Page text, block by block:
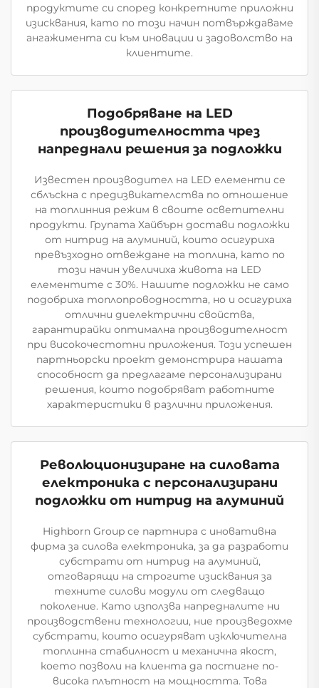
продуктите си според конкретните приложни
изисквания, като по този начин потвърждаваме
ангажимента си към иновации и задоволство на
клиентите.
Подобряване на LED
производителността чрез
напреднали решения за подложки
Известен производител на LED елементи се
сблъскна с предизвикателства по отношение
на топлинния режим в своите осветителни
продукти. Групата Хайбърн достави подложки
от нитрид на алуминий, които осигуриха
превъзходно отвеждане на топлина, като по
този начин увеличиха живота на LED
елементите с 30%. Нашите подложки не само
подобриха топлопроводността, но и осигуриха
отлични диелектрични свойства,
гарантирайки оптимална производителност
при високочестотни приложения. Този успешен
партньорски проект демонстрира нашата
способност да предлагаме персонализирани
решения, които подобряват работните
характеристики в различни приложения.
Революционизиране на силовата
електроника с персонализирани
подложки от нитрид на алуминий
Highborn Group се партнира с иновативна
фирма за силова електроника, за да разработи
субстрати от нитрид на алуминий,
отговарящи на строгите изисквания за
техните силови модули от следващо
поколение. Като използва напредналите ни
производствени технологии, ние произведохме
субстрати, които осигуряват изключителна
топлинна стабилност и механична якост,
което позволи на клиента да постигне по-
висока плътност на мощността. Това